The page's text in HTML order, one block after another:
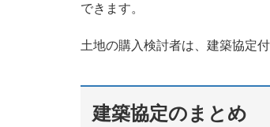
できます。
土地の購入検討者は、建築協定
建築協定のまとめ